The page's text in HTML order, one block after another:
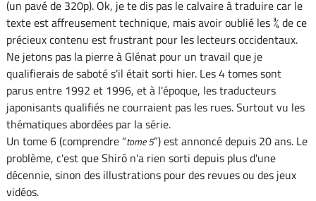
(un pavé de 320p). Ok, je te dis pas le calvaire à traduire car le
texte est affreusement technique, mais avoir oublié les ¾ de ce
précieux contenu est frustrant pour les lecteurs occidentaux.
Ne jetons pas la pierre à Glénat pour un travail que je
qualifierais de saboté s'il était sorti hier. Les 4 tomes sont
parus entre 1992 et 1996, et à l'époque, les traducteurs
japonisants qualifiés ne courraient pas les rues. Surtout vu les
thématiques abordées par la série.
Un tome 6 (comprendre “tome 5”) est annoncé depuis 20 ans. Le
problème, c'est que Shirō n'a rien sorti depuis plus d'une
décennie, sinon des illustrations pour des revues ou des jeux
vidéos.